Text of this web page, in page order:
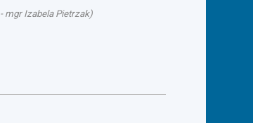
- mgr Izabela Pietrzak)